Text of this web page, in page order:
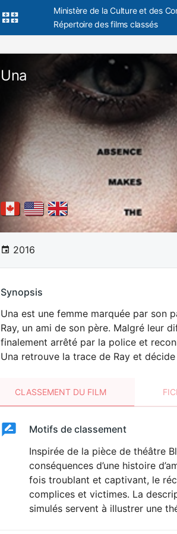
Ministère de la Culture et des
Répertoire des films classés
Una
2016
Synopsis
Una est une femme marquée par son
Ray, un ami de son père. Malgré leur
finalement arrêté par la police et
Una retrouve la trace de Ray et
CLASSEMENT DU FILM
ClassementClassement
Motifs de classement
Inspirée de la pièce de théâtre
conséquences d’une histoire
fois troublant et captivant, le
complices et victimes. La
simulés servent à illustrer une